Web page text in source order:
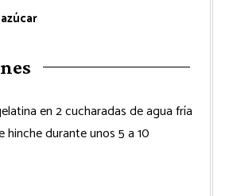
en 2 cucharadas de agua fría
hinche durante unos 5 a 10